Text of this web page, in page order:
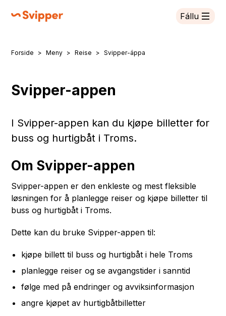
Fállu
Don leat dáppe:
Forside Meny Reise Svipper-áppa
Svipper-appen
I Svipper-appen kan du kjøpe billetter for
buss og hurtigbåt i Troms.
Om Svipper-appen
Svipper-appen er den enkleste og mest fleksible
løsningen for å planlegge reiser og kjøpe billetter til
buss og hurtigbåt i Troms.
Dette kan du bruke Svipper-appen til:
kjøpe billett til buss og hurtigbåt i hele Troms
planlegge reiser og se avgangstider i sanntid
følge med på endringer og avviksinformasjon
angre kjøpet av hurtigbåtbilletter